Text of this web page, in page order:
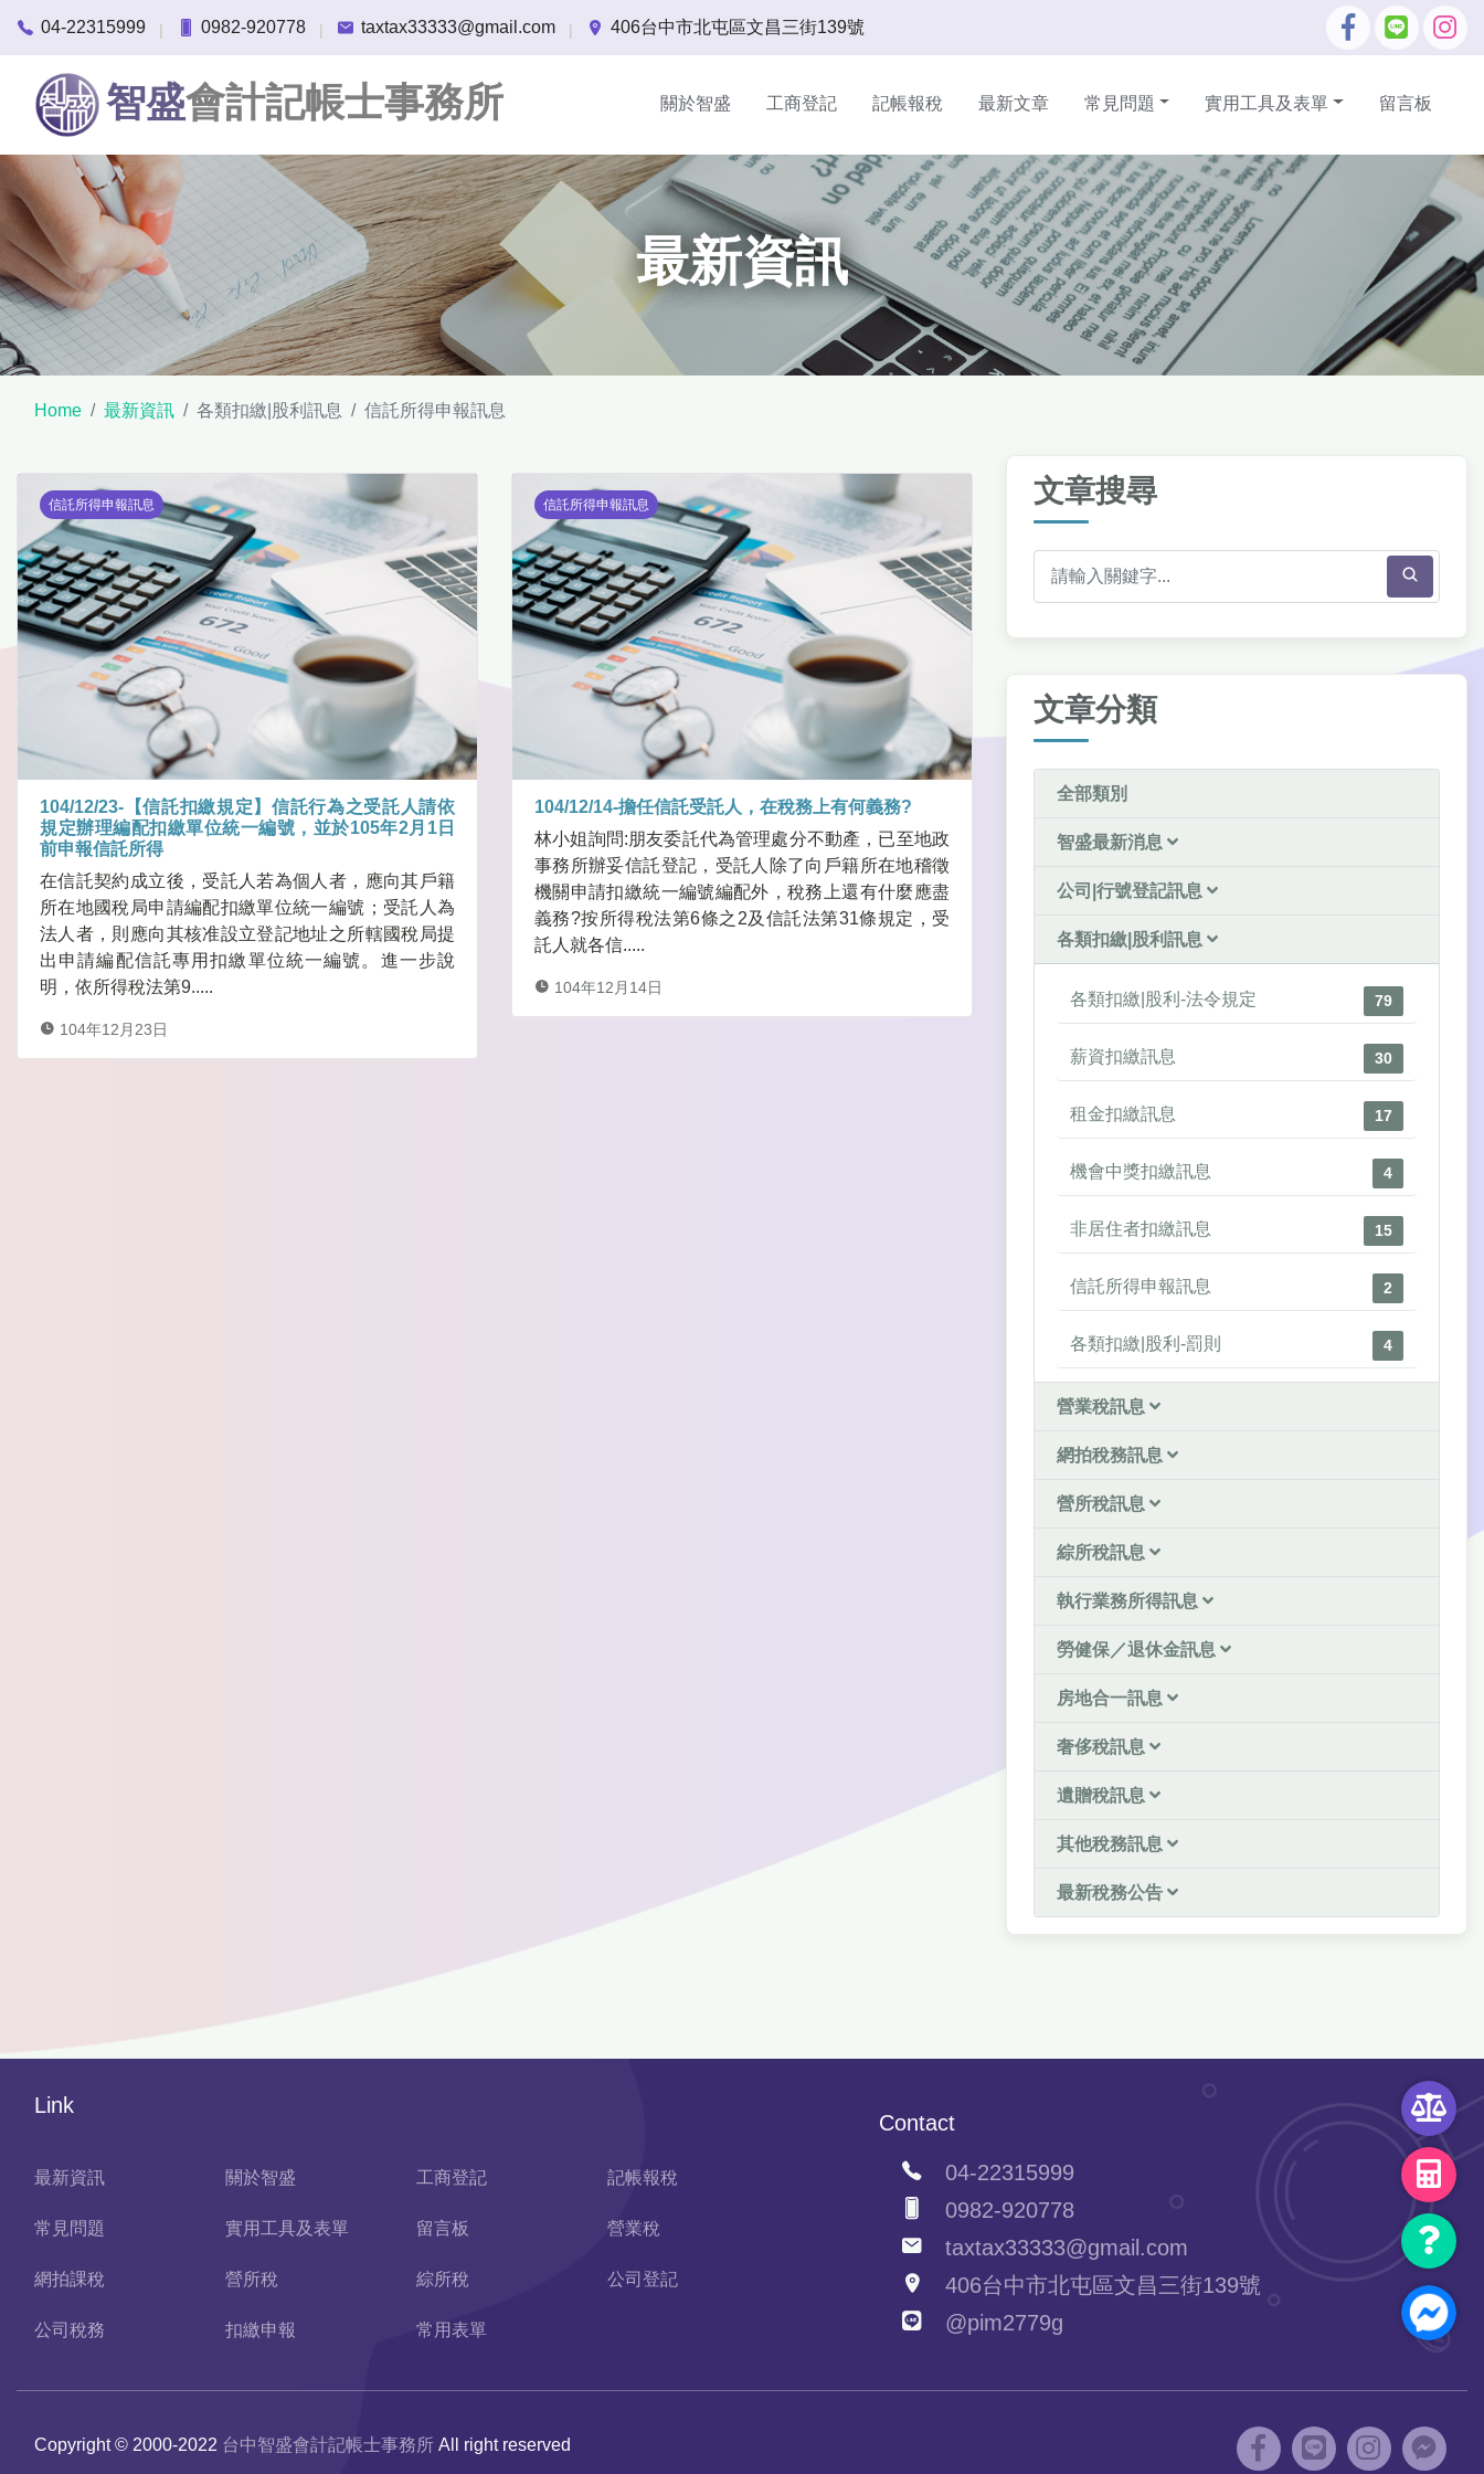
04-22315999 | 0982-920778 | taxtax33333@gmail.com | 406台中市北屯區文昌三街139號
智盛會計記帳士事務所 關於智盛 工商登記 記帳報稅 最新文章 常見問題 實用工具及表單 留言板
最新資訊
Home 最新資訊 各類扣繳|股利訊息 信託所得申報訊息
信託所得申報訊息
104/12/23-【信託扣繳規定】信託行為之受託人請依
規定辦理編配扣繳單位統一編號，並於105年2月1日
前申報信託所得
在信託契約成立後，受託人若為個人者，應向其戶籍
所在地國稅局申請編配扣繳單位統一編號；受託人為
法人者，則應向其核准設立登記地址之所轄國稅局提
出申請編配信託專用扣繳單位統一編號。進一步說
明，依所得稅法第9.....
104年12月23日
信託所得申報訊息
104/12/14-擔任信託受託人，在稅務上有何義務?
林小姐詢問:朋友委託代為管理處分不動產，已至地政
事務所辦妥信託登記，受託人除了向戶籍所在地稽徵
機關申請扣繳統一編號編配外，稅務上還有什麼應盡
義務?按所得稅法第6條之2及信託法第31條規定，受
託人就各信.....
104年12月14日
文章搜尋
文章分類
全部類別
智盛最新消息
公司|行號登記訊息
各類扣繳|股利訊息
各類扣繳|股利-法令規定 79
薪資扣繳訊息 30
租金扣繳訊息 17
機會中獎扣繳訊息 4
非居住者扣繳訊息 15
信託所得申報訊息 2
各類扣繳|股利-罰則 4
營業稅訊息
網拍稅務訊息
營所稅訊息
綜所稅訊息
執行業務所得訊息
勞健保／退休金訊息
房地合一訊息
奢侈稅訊息
遺贈稅訊息
其他稅務訊息
最新稅務公告
Link
最新資訊 關於智盛 工商登記 記帳報稅
常見問題 實用工具及表單 留言板 營業稅
網拍課稅 營所稅 綜所稅 公司登記
公司稅務 扣繳申報 常用表單
Contact
04-22315999
0982-920778
taxtax33333@gmail.com
406台中市北屯區文昌三街139號
@pim2779g
Copyright © 2000-2022 台中智盛會計記帳士事務所 All right reserved